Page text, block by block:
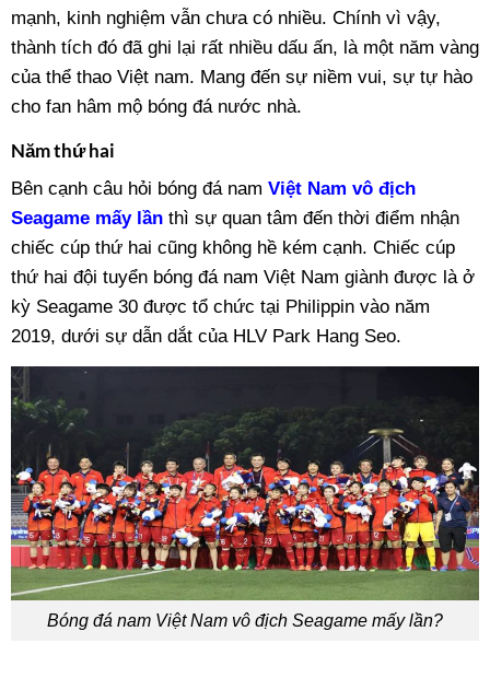
mạnh, kinh nghiệm vẫn chưa có nhiều. Chính vì vậy,
thành tích đó đã ghi lại rất nhiều dấu ấn, là một năm vàng
của thể thao Việt nam. Mang đến sự niềm vui, sự tự hào
cho fan hâm mộ bóng đá nước nhà.
Năm thứ hai
Bên cạnh câu hỏi bóng đá nam Việt Nam vô địch
Seagame mấy lần thì sự quan tâm đến thời điểm nhận
chiếc cúp thứ hai cũng không hề kém cạnh. Chiếc cúp
thứ hai đội tuyển bóng đá nam Việt Nam giành được là ở
kỳ Seagame 30 được tổ chức tại Philippin vào năm
2019, dưới sự dẫn dắt của HLV Park Hang Seo.
Bóng đá nam Việt Nam vô địch Seagame mấy lần?